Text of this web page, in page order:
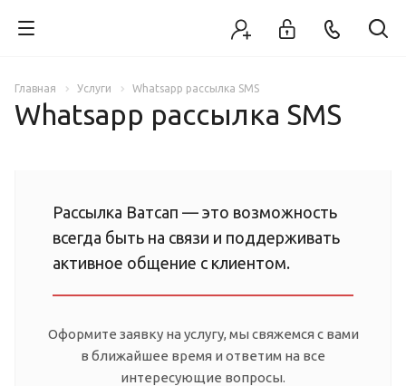
Главная Услуги Whatsapp рассылка SMS
Whatsapp рассылка SMS
Рассылка Ватсап — это возможность
всегда быть на связи и поддерживать
активное общение с клиентом.
Оформите заявку на услугу, мы свяжемся с вами
в ближайшее время и ответим на все
интересующие вопросы.